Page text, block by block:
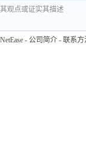
观点或证实其描述
- 公司简介 - 联系方